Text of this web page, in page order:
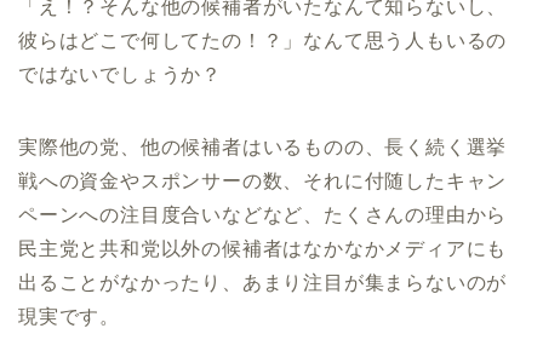
「え！？そんな他の候補者がいたなんて知らないし、
彼らはどこで何してたの！？」なんて思う人もいるの
ではないでしょうか？
実際他の党、他の候補者はいるものの、長く続く選挙
戦への資金やスポンサーの数、それに付随したキャン
ペーンへの注目度合いなどなど、たくさんの理由から
民主党と共和党以外の候補者はなかなかメディアにも
出ることがなかったり、あまり注目が集まらないのが
現実です。